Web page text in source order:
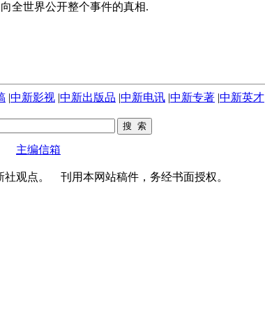
世界公开整个事件的真相.
|中新影视 |中新出版品 |中新电讯 |中新专著 |中新英才
主编信箱
社观点。 刊用本网站稿件，务经书面授权。